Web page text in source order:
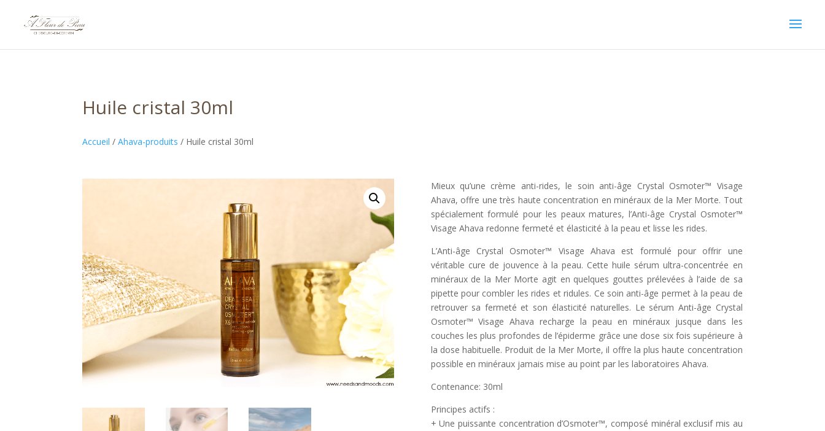
Huile cristal 30ml
Accueil /Ahava-produits / Huile cristal 30ml
Mieux qu’une crème anti-rides, le soin anti-âge Crystal Osmoter™ Visage
Ahava, offre une très haute concentration en minéraux de la Mer Morte. Tout
spécialement formulé pour les peaux matures, l’Anti-âge Crystal Osmoter™
Visage Ahava redonne fermeté et élasticité à la peau et lisse les rides.
L’Anti-âge Crystal Osmoter™ Visage Ahava est formulé pour offrir une
véritable cure de jouvence à la peau. Cette huile sérum ultra-concentrée en
minéraux de la Mer Morte agit en quelques gouttes prélevées à l’aide de sa
pipette pour combler les rides et ridules. Ce soin anti-âge permet à la peau de
retrouver sa fermeté et son élasticité naturelles. Le sérum Anti-âge Crystal
Osmoter™ Visage Ahava recharge la peau en minéraux jusque dans les
couches les plus profondes de l’épiderme grâce une dose six fois supérieure à
la dose habituelle. Produit de la Mer Morte, il offre la plus haute concentration
possible en minéraux jamais mise au point par les laboratoires Ahava.
Contenance: 30ml
Principes actifs :
+ Une puissante concentration d’Osmoter™, composé minéral exclusif mis au